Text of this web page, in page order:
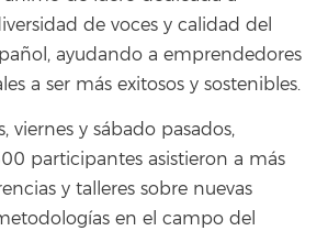
de voces y calidad del
ayudando a emprendedores
a ser más exitosos y sostenibles.
viernes y sábado pasados,
participantes asistieron a más
y talleres sobre nuevas
en el campo del